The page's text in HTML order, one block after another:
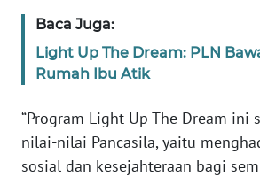
Baca Juga:
Light Up The Dream: PLN
Rumah Ibu Atik
“Program Light Up The Dream ini
nilai-nilai Pancasila, yaitu
sosial dan kesejahteraan bagi
WN
SULTRA
NTB
WN